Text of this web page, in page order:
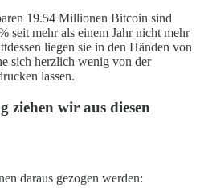
19.54 Millionen Bitcoin sind
seit mehr als einem Jahr nicht mehr
liegen sie in den Händen von
sich herzlich wenig von der
lassen.
ziehen wir aus diesen
daraus gezogen werden: